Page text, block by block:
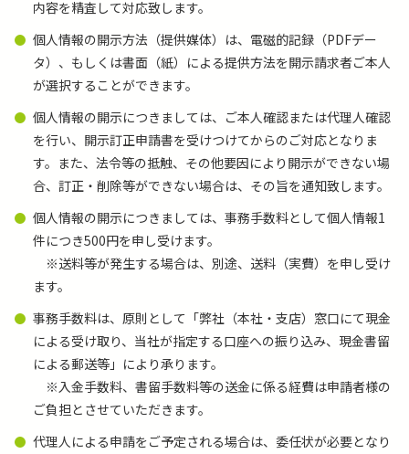
内容を精査して対応致します。
個人情報の開示方法（提供媒体）は、電磁的記録（PDFデー
タ）、もしくは書面（紙）による提供方法を開示請求者ご本人
が選択することができます。
個人情報の開示につきましては、ご本人確認または代理人確認
を行い、開示訂正申請書を受けつけてからのご対応となりま
す。また、法令等の抵触、その他要因により開示ができない場
合、訂正・削除等ができない場合は、その旨を通知致します。
個人情報の開示につきましては、事務手数料として個人情報1
件につき500円を申し受けます。
※送料等が発生する場合は、別途、送料（実費）を申し受け
ます。
事務手数料は、原則として「弊社（本社・支店）窓口にて現金
による受け取り、当社が指定する口座への振り込み、現金書留
による郵送等」により承ります。
※入金手数料、書留手数料等の送金に係る経費は申請者様の
ご負担とさせていただきます。
代理人による申請をご予定される場合は、委任状が必要となり